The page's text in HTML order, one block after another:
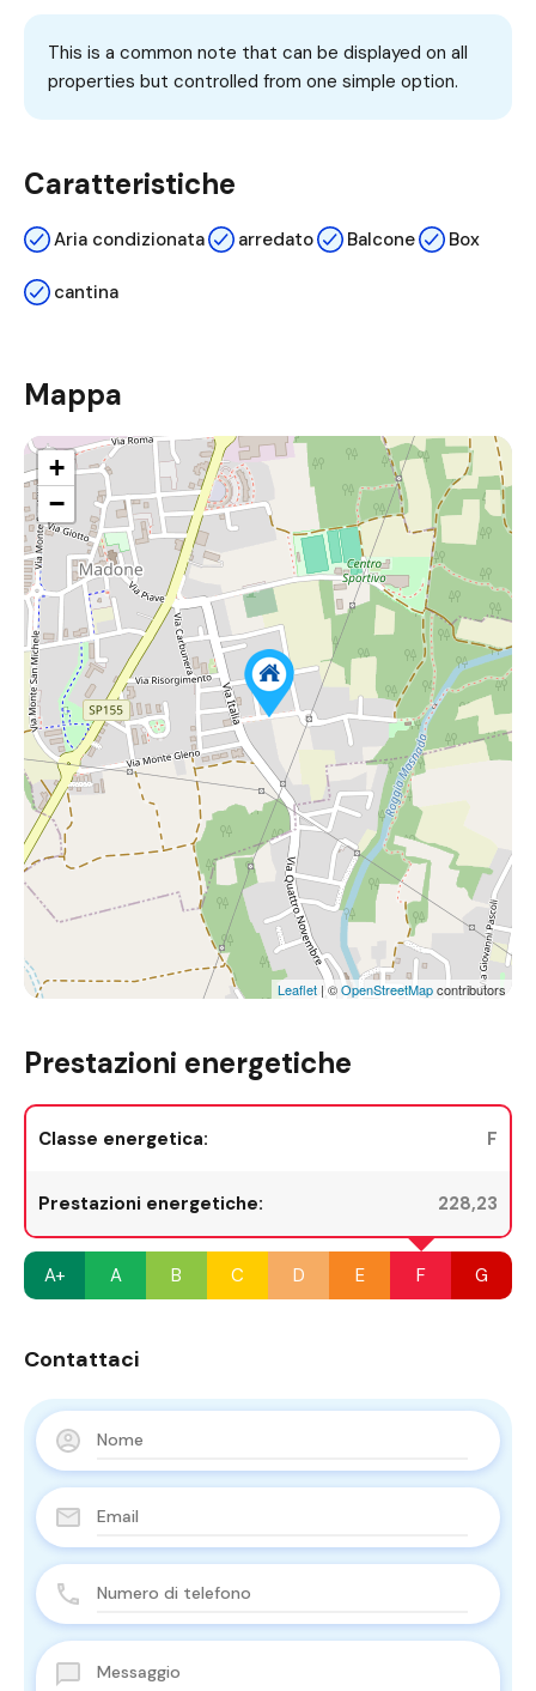
This is a common note that can be displayed on all
properties but controlled from one simple option.
Caratteristiche
Aria condizionata arredato Balcone Box
cantina
Mappa
+
−
Leaflet | ©OpenStreetMapcontributors
Prestazioni energetiche
Classe energetica: F
Prestazioni energetiche: 228,23
A+ A B C D E F G
Contattaci